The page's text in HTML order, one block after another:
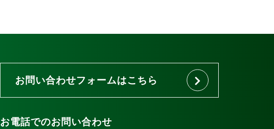
お問い合わせフォームはこちら
お電話でのお問い合わせ